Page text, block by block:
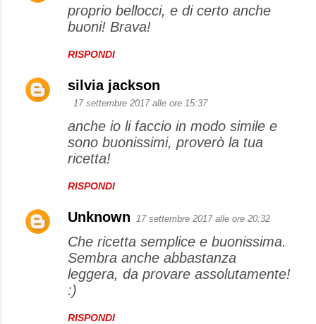
n
proprio bellocci, e di certo anche
buoni! Brava!
RISPONDI
silvia jackson
17 settembre 2017 alle ore 15:37
anche io li faccio in modo simile e
sono buonissimi, proverò la tua
ricetta!
RISPONDI
Unknown 17 settembre 2017 alle ore 20:32
Che ricetta semplice e buonissima.
Sembra anche abbastanza
leggera, da provare assolutamente!
:)
RISPONDI